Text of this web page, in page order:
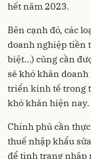
hết năm 2023.
Bên cạnh đó, các
doanh nghiệp tiền
biệt…) cũng cần
sẻ khó khăn
triển kinh tế trong
khó khăn hiện nay.
Chính phủ cần
thuế nhập khẩu
để tình trạng nhâp